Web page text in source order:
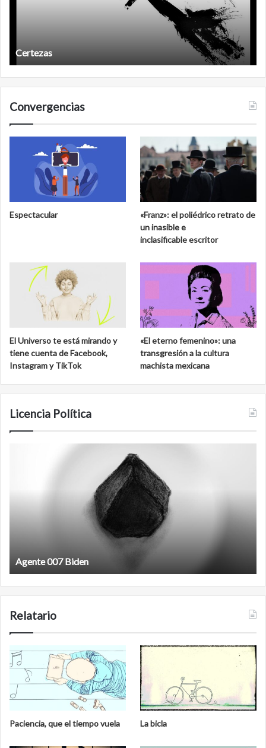
Años
Convergencias
Espectacular
«Franz»: el poliédrico retrato de
un inasible e
inclasificable escritor
El Universo te está mirando y
tiene cuenta de Facebook,
Instagram y TikTok
«El eterno femenino»: una
transgresión a la cultura
machista mexicana
Licencia Política
Agente 007 Biden
Relatario
Paciencia, que el tiempo vuela La bicla